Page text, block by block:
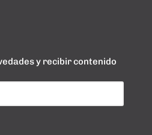
y recibir contenido